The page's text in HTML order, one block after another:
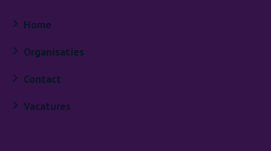
Home
Organisaties
Contact
Vacatures